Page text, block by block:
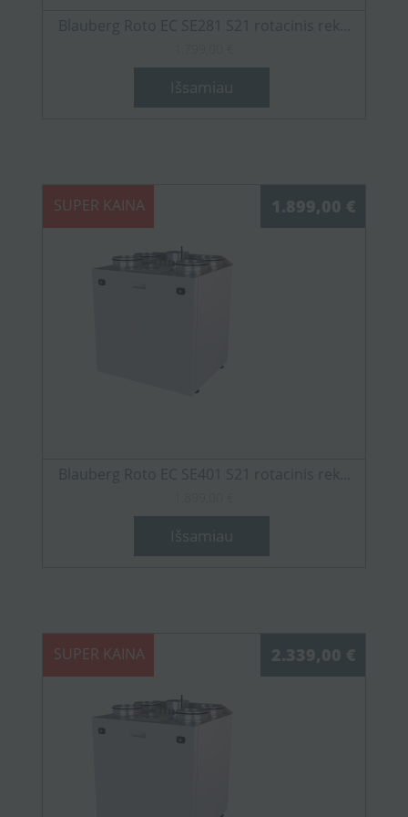
Blauberg Roto EC SE281 S21 rotacinis rek...
Išsamiau
SUPER KAINA 1.899,00 €
Blauberg Roto EC SE401 S21 rotacinis rek...
Išsamiau
SUPER KAINA 2.339,00 €